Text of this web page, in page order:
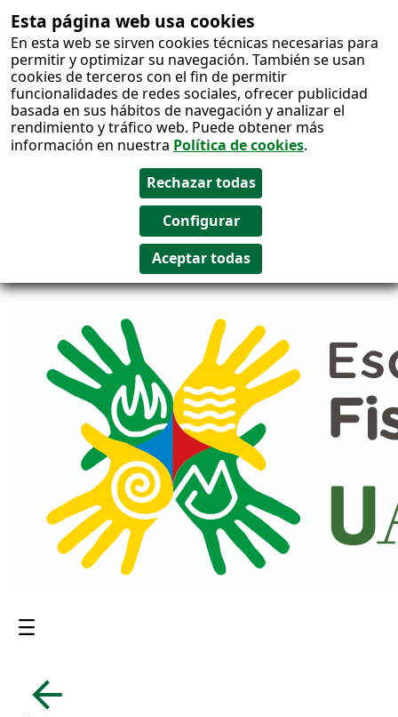
Esta página web usa cookies
En esta web se sirven cookies técnicas necesarias para
permitir y optimizar su navegación. También se usan
cookies de terceros con el fin de permitir
funcionalidades de redes sociales, ofrecer publicidad
basada en sus hábitos de navegación y analizar el
rendimiento y tráfico web. Puede obtener más
información en nuestra Política de cookies.
Salto al
contenido
Contenido principal